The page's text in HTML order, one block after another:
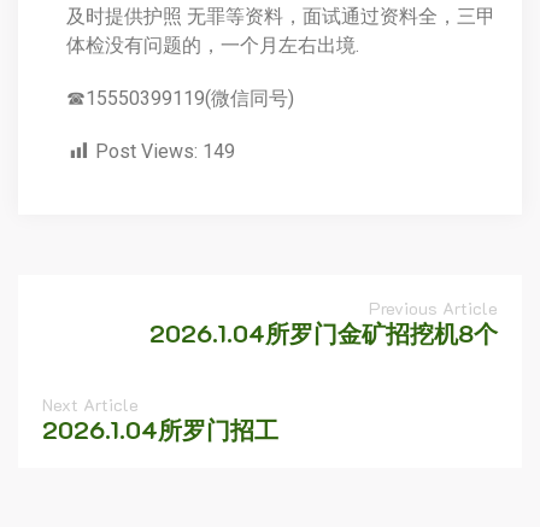
及时提供护照 无罪等资料，面试通过资料全，三甲
体检没有问题的，一个月左右出境.
☎15550399119(微信同号)
Post Views: 149
Previous Article
2026.1.04所罗门金矿招挖机8个
Next Article
2026.1.04所罗门招工